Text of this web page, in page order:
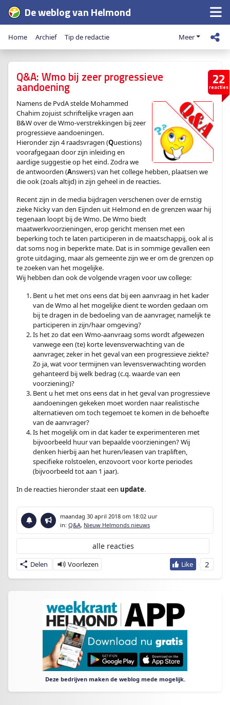
De weblog van Helmond
Home Archief Tip de redactie Meer
22
reacties
Q&A: Wmo bij zeer progressieve
aandoening
Namens de PvdA stelde Mohammed
Chahim zojuist schriftelijke vragen aan
B&W over de Wmo-verstrekkingen bij zeer
progressieve aandoeningen.
Hieronder zijn 4 raadsvragen (Questions)
voorafgegaan door zijn inleiding en
aardige suggestie op het eind. Zodra we
de antwoorden (Answers) van het college hebben, plaatsen we
die ook (zoals altijd) in zijn geheel in de reacties.
Recent zijn in de media bijdragen verschenen over de ernstig
zieke Nicky van den Eijnden uit Helmond en de grenzen waar hij
tegenaan loopt bij de Wmo. De Wmo biedt
maatwerkvoorzieningen, erop gericht mensen met een
beperking toch te laten participeren in de maatschappij, ook al is
dat soms nog in beperkte mate. Dat is in sommige gevallen een
grote uitdaging, maar als gemeente zijn we er om de grenzen op
te zoeken van het mogelijke.
Wij hebben dan ook de volgende vragen voor uw college:
Bent u het met ons eens dat bij een aanvraag in het kader
van de Wmo al het mogelijke dient te worden gedaan om
bij te dragen in de bedoeling van de aanvrager, namelijk te
participeren in zijn/haar omgeving?
Is het zo dat een Wmo-aanvraag soms wordt afgewezen
vanwege een (te) korte levensverwachting van de
aanvrager, zeker in het geval van een progressieve ziekte?
Zo ja, wat voor termijnen van levensverwachting worden
gehanteerd bij welk bedrag (c.q. waarde van een
voorziening)?
Bent u het met ons eens dat in het geval van progressieve
aandoeningen gekeken moet worden naar realistische
alternatieven om toch tegemoet te komen in de behoefte
van de aanvrager?
Is het mogelijk om in dat kader te experimenteren met
bijvoorbeeld huur van bepaalde voorzieningen? Wij
denken hierbij aan het huren/leasen van trapliften,
specifieke rolstoelen, enzovoort voor korte periodes
(bijvoorbeeld tot aan 1 jaar).
In de reacties hieronder staat een update.
maandag 30 april 2018 om 18:02 uur
in: Q&A, Nieuw Helmonds nieuws
2
Delen
alle reacties
Deze bedrijven maken de weblog mede mogelijk.